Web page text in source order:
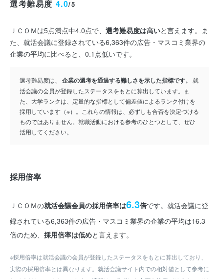
選考難易度 4.0/5
ＪＣＯＭは5点満点中4.0点で、 選考難易度は高いと言えます。ま
た、就活会議に登録されている6,363件の広告・マスコミ業界の
企業の平均に比べると、0.1点低いです。
選考難易度は、 企業の選考を通過する難しさを示した指標です。 就
活会議の会員が登録したステータスをもとに算出しています。ま
た、大学ランクは、定量的な指標として偏差値によるランク付けを
採用しています（※）。これらの情報は、必ずしも合否を決定づける
ものではありません。就職活動における参考のひとつとして、ぜひ
活用してください。
採用倍率
ＪＣＯＭの就活会議会員の採用倍率は6.3倍です。就活会議に登
録されている6,363件の広告・マスコミ業界の企業の平均は16.3
倍のため、 採用倍率は低めと言えます。
※採用倍率は就活会議の会員が登録したステータスをもとに算出しており、
実際の採用倍率とは異なります。就活会議サイト内での相対値として参考に